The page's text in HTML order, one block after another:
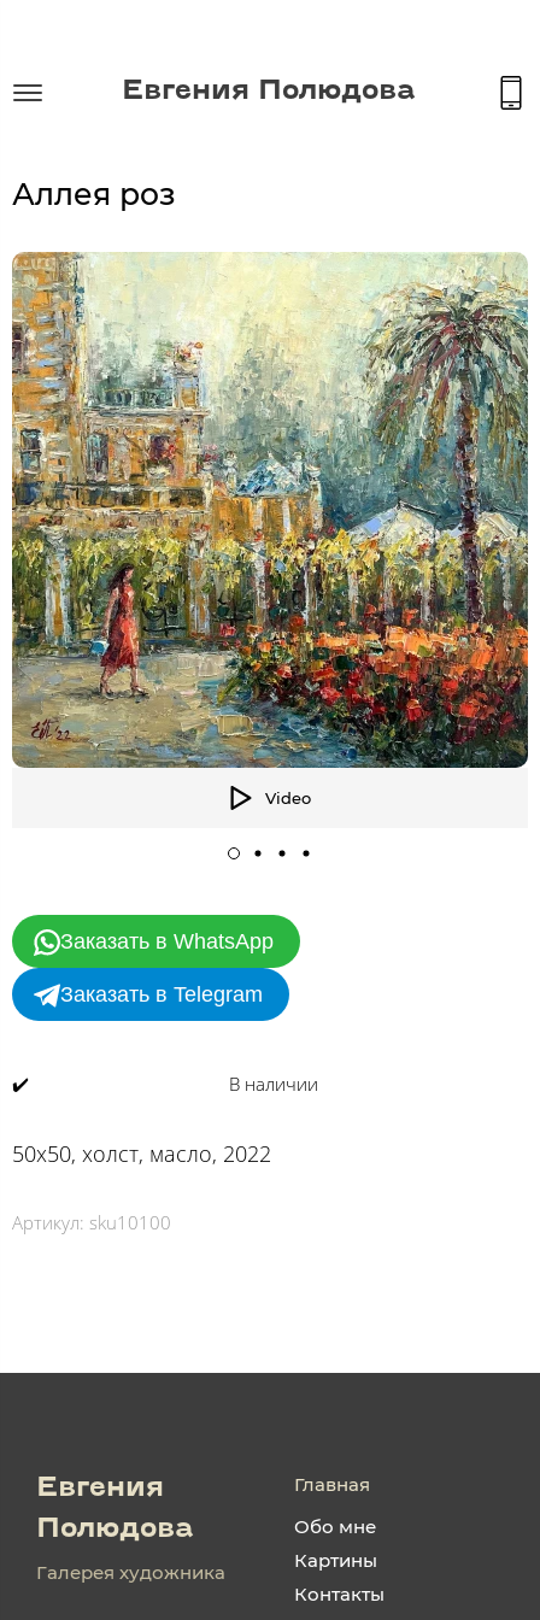
Евгения Полюдова
Аллея роз
Video
Заказать в WhatsApp
Заказать в Telegram
✔️ В наличии
50х50, холст, масло, 2022
Артикул: sku10100
Евгения
Полюдова
Галерея художника
Главная
Обо мне
Картины
Контакты